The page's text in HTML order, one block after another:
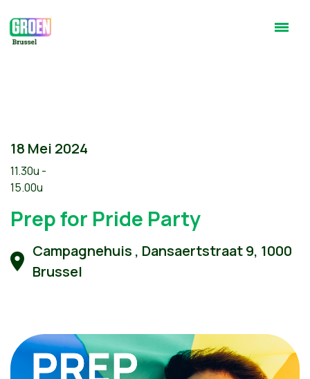
18 Mei 2024
11.30u -
15.00u
Prep for Pride Party
Campagnehuis , Dansaertstraat 9, 1000
Brussel